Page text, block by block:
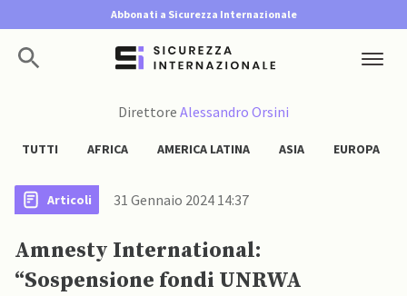
Abbonati a Sicurezza Internazionale
Direttore Alessandro Orsini
TUTTI AFRICA AMERICA LATINA ASIA EUROPA
Articoli 31 Gennaio 2024 14:37
Amnesty International:
“Sospensione fondi UNRWA